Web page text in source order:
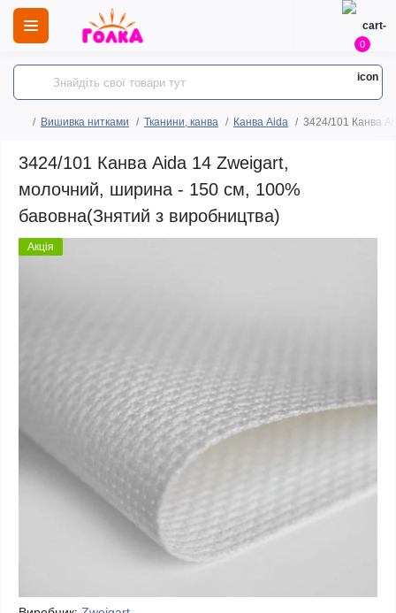
0
Вишивка нитками Тканини, канва Канва Aida 3424/101 Канва
3424/101 Канва Aida 14 Zweigart,
молочний, ширина - 150 см, 100%
бавовна(Знятий з виробництва)
Акція